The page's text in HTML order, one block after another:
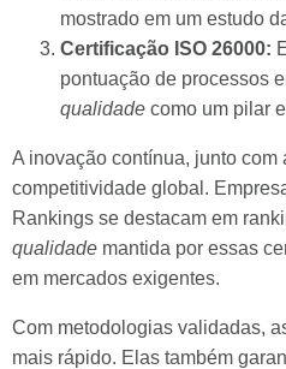
mostrado em um estudo
Certificação ISO 26000:
pontuação de processos
qualidade como um pilar
A inovação contínua, junto com
competitividade global.
Rankings se destacam em
qualidade mantida por essas
em mercados exigentes.
Com metodologias validadas,
mais rápido. Elas também